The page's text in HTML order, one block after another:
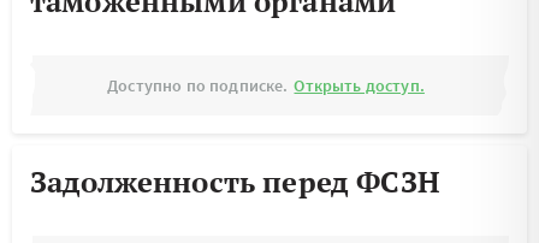
Доступно по подписке. Открыть доступ.
Задолженность перед ФСЗН